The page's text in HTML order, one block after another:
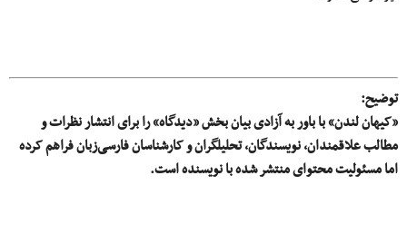
توضیح:
«کیهان لندن» با باور به آزادی بیان بخش «دیدگاه» را برای انتشار نظرات و
مطالب علاقمندان، نویسندگان، تحلیلگران و کارشناسان فارسی‌زبان فراهم کرده
اما مسئولیت محتوای منتشر شده با نویسنده است.